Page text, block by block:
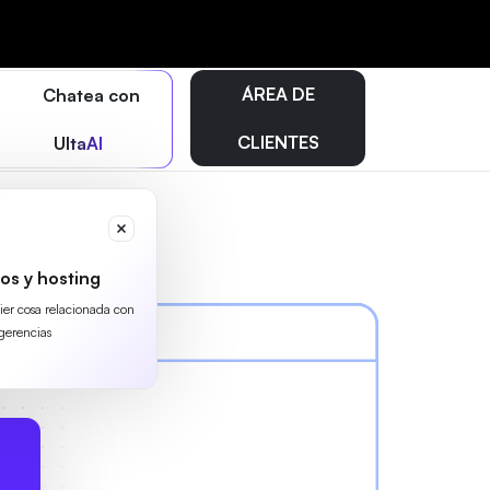
Chatea con
UltaAI
y hosting
cosa relacionada con
ÁREA DE
CLIENTES